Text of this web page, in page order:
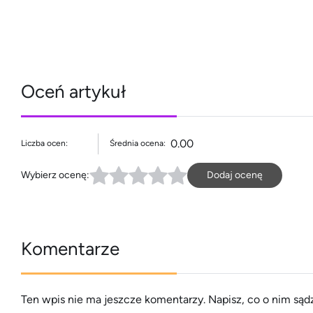
Oceń artykuł
Liczba ocen: Średnia ocena: 0.00
Wybierz ocenę: Dodaj ocenę
Komentarze
Ten wpis nie ma jeszcze komentarzy. Napisz, co o nim